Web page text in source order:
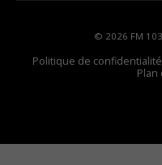
© 2026 FM
Politique de confidentialité
Plan